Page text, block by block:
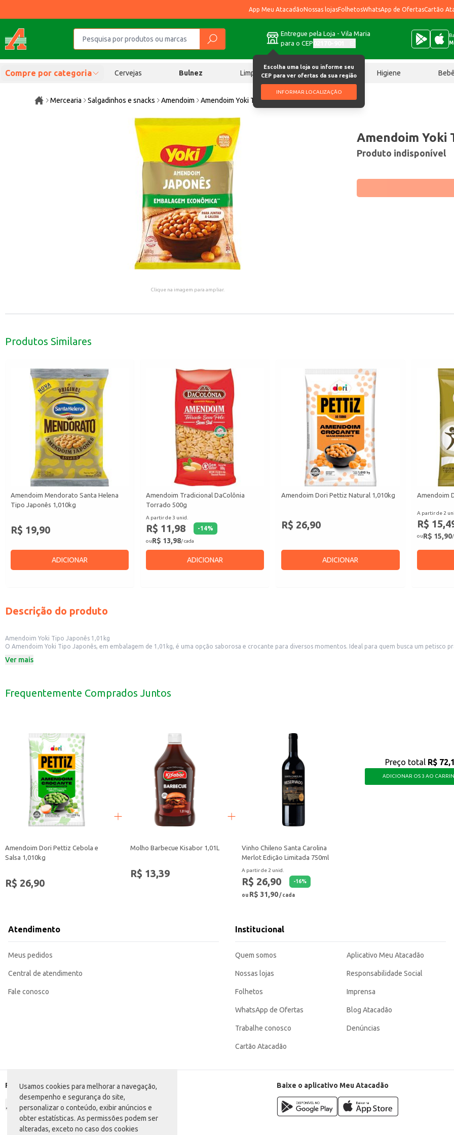
Usamos cookies para melhorar a navegação,
desempenho e segurança do site,
personalizar o conteúdo, exibir anúncios e
obter estatísticas. As permissões podem ser
alteradas, exceto no caso dos cookies
App Meu AtacadãoNossas lojasFolhetosWhatsApp de OfertasCartão
Entregue pela Loja - Vila Maria
para o CEP
Escolha uma loja ou informe seu
CEP para ver ofertas da sua região
INFORMAR LOCALIZAÇÃO
Compre por categoria Cervejas Bulnez Limpeza Chocolates Higiene
Mercearia Salgadinhos e snacks Amendoim Amendoim Yoki Tipo Japonês 1,01kg
Clique na imagem para ampliar.
Amendoim Yoki
Produto indisponível
Produtos Similares
Amendoim Mendorato Santa Helena
Tipo Japonês 1,010kg
R$ 19,90
ADICIONAR
Amendoim Tradicional DaColônia
Torrado 500g
A partir de 3 unid.
R$ 11,98 -14%
ouR$ 13,98/ cada
ADICIONAR
Amendoim Dori Pettiz Natural 1,010kg
R$ 26,90
ADICIONAR
Amendoim
A partir de 2
R$
ouR$ 15,90/
Descrição do produto
Amendoim Yoki Tipo Japonês 1,01kg
O Amendoim Yoki Tipo Japonês, em embalagem de 1,01kg, é uma opção saborosa e crocante para diversos momentos. Ideal para quem busca um
Dicas de Uso:
Desfrute como um lanche rápido e saboroso em qualquer momento do dia.
Ver mais
Frequentemente Comprados Juntos
Amendoim Dori Pettiz Cebola e
Salsa 1,010kg
R$ 26,90
Molho Barbecue Kisabor 1,01L
R$ 13,39
Vinho Chileno Santa Carolina
Merlot Edição Limitada 750ml
A partir de 2 unid.
R$ 26,90 -16%
ou R$ 31,90/ cada
Preço total R$
ADICIONAR OS 3 AO
Atendimento
Meus pedidos
Central de atendimento
Fale conosco
Institucional
Quem somos
Nossas lojas
Folhetos
WhatsApp de Ofertas
Trabalhe conosco
Cartão Atacadão
Aplicativo Meu Atacadão
Responsabilidade Social
Imprensa
Blog Atacadão
Denúncias
Formas de pagamento Baixe o aplicativo Meu Atacadão